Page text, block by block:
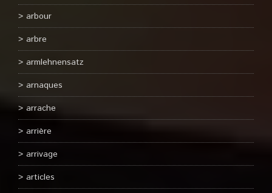
arbour
arbre
armlehnensatz
arnaques
arrache
arrière
arrivage
articles